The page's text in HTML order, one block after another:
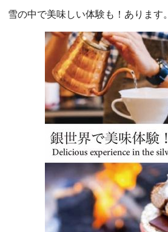
雪の中で美味しい体験も！あります。